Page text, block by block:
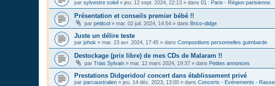
par sylvestre soleil » jeu. 12 sept. 2024, 22:13 » dans 01 : Paris - Région parisienne.
Présentation et conseils premier bébé !!
par petitcol » mar. 02 juil. 2024, 14:54 » dans Brico-didge
Juste un délire teste
par johok » mar. 23 avr. 2024, 17:45 » dans Compositions personnelles guimbarde
Destockage (prix libre) de mes CDs de Malaram !!
par Trias Sylvain » mar. 12 mars 2024, 19:37 » dans Petites annonces
Prestations Didgeridoo/ concert dans établissement privé
par parcaustralien » jeu. 14 déc. 2023, 13:00 » dans Concerts - Evénements -